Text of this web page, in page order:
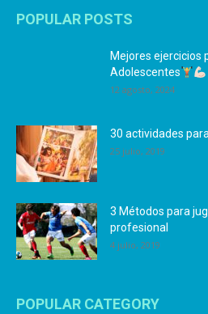
POPULAR POSTS
Mejores ejercicios
Adolescentes
12 agosto, 2024
30 actividades
25 julio, 2019
3 Métodos para
profesional
4 julio, 2019
POPULAR CATEGORY